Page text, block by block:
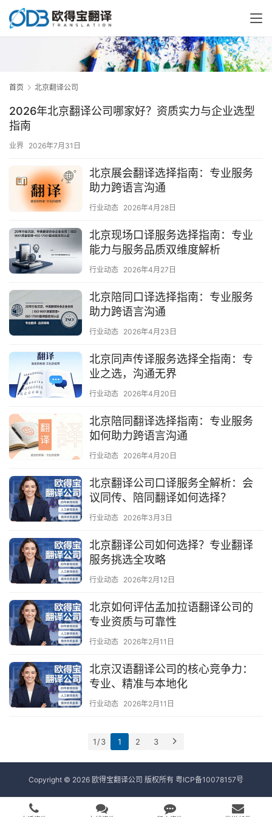
首页 北京翻译公司
2026年北京翻译公司哪家好？资质实力与企业选型
指南
业界 2026年7月31日
北京展会翻译选择指南：专业服务
助力跨语言沟通
行业动态 2026年4月28日
北京现场口译服务选择指南：专业
能力与服务品质双维度解析
行业动态 2026年4月27日
北京陪同口译选择指南：专业服务
助力跨语言沟通
行业动态 2026年4月23日
北京同声传译服务选择全指南：专
业之选，沟通无界
行业动态 2026年4月20日
北京陪同翻译选择指南：专业服务
如何助力跨语言沟通
行业动态 2026年4月20日
北京翻译公司口译服务全解析：会
议同传、陪同翻译如何选择？
行业动态 2026年3月3日
北京翻译公司如何选择？专业翻译
服务挑选全攻略
行业动态 2026年2月12日
北京如何评估孟加拉语翻译公司的
专业资质与可靠性
行业动态 2026年2月11日
北京汉语翻译公司的核心竞争力：
专业、精准与本地化
行业动态 2026年2月11日
1 / 3 1 2 3
Copyright © 2026 欧得宝翻译公司 版权所有 粤ICP备10078157号